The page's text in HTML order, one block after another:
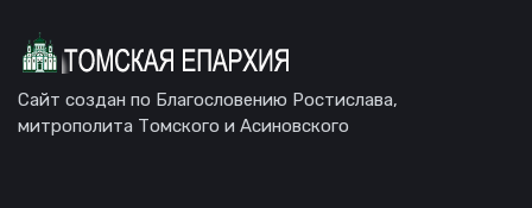
Сайт создан по Благословению Ростислава,
митрополита Томского и Асиновского